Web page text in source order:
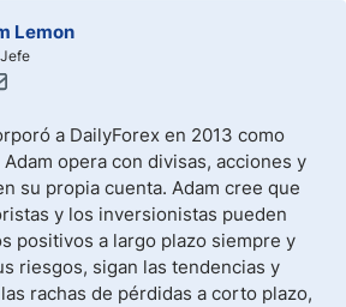
Lemon
a DailyForex en 2013 como
opera con divisas, acciones y
su propia cuenta. Adam cree que
y los inversionistas pueden
positivos a largo plazo siempre y
riesgos, sigan las tendencias y
rachas de pérdidas a corto plazo,